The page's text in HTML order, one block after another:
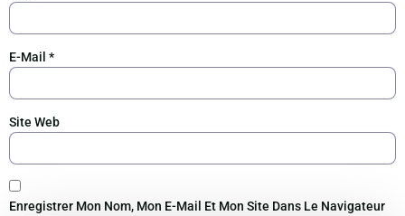
E-Mail *
Site Web
Enregistrer Mon Nom, Mon E-Mail Et Mon Site Dans Le Navigateur